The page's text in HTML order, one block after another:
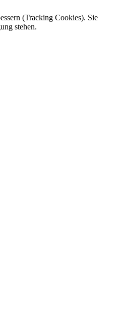
(Tracking Cookies). Sie
stehen.